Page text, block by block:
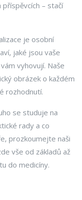
– stačí
je osobní
jaké jsou vaše
vyhovují. Naše
obrázek o každém
rozhodnutí.
se studuje na
rady a co
prozkoumejte naši
vše od základů až
do medicíny.